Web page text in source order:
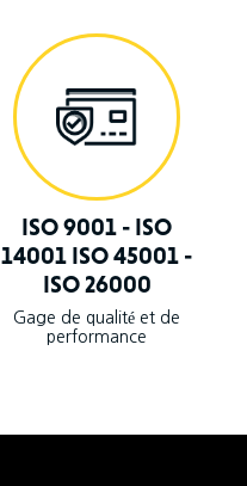
ISO 9001 - ISO
14001 ISO 45001 -
ISO 26000
Gage de qualité et de
performance